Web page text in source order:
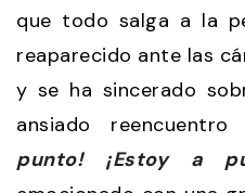
que todo salga a la
reaparecido ante las
y se ha sincerado
ansiado
punto! ¡Estoy a